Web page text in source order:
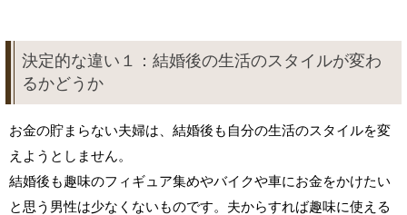
決定的な違い１：結婚後の生活のスタイルが変わ
るかどうか
お金の貯まらない夫婦は、結婚後も自分の生活のスタイルを変
えようとしません。
結婚後も趣味のフィギュア集めやバイクや車にお金をかけたい
と思う男性は少なくないものです。夫からすれば趣味に使える